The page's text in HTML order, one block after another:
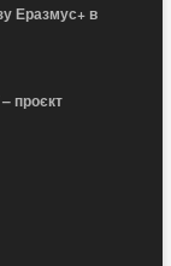
Еразмус+ в
проєкт